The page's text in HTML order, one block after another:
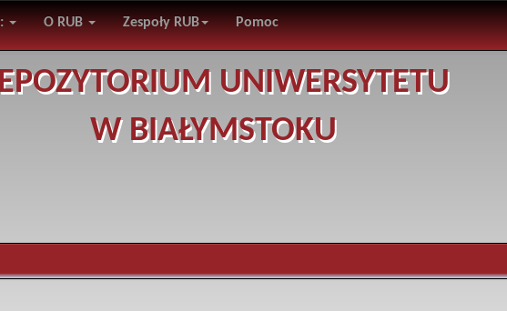
O RUB Zespoły RUB Pomoc
UNIWERSYTETU
W BIAŁYMSTOKU